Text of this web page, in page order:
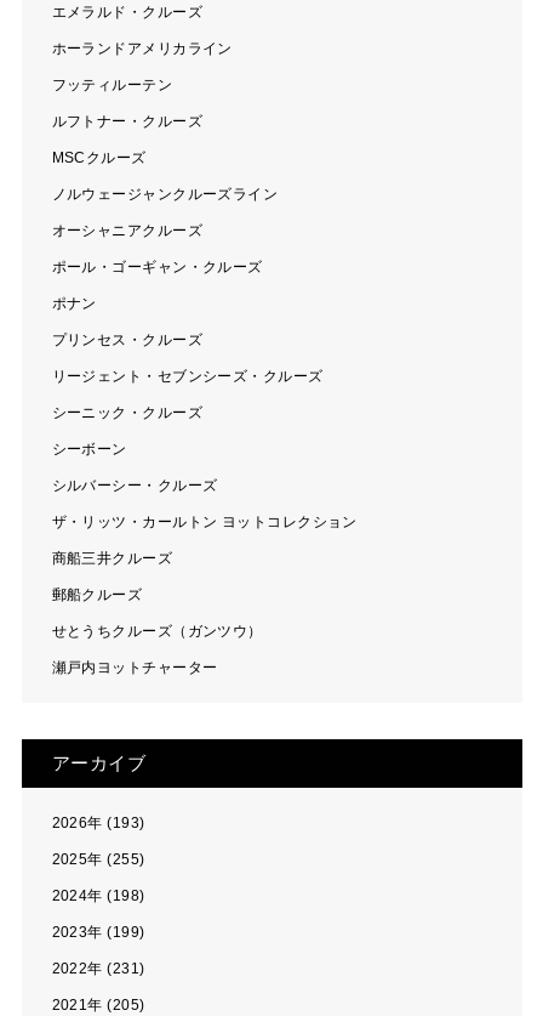
エメラルド・クルーズ
ホーランドアメリカライン
フッティルーテン
ルフトナー・クルーズ
MSCクルーズ
ノルウェージャンクルーズライン
オーシャニアクルーズ
ポール・ゴーギャン・クルーズ
ポナン
プリンセス・クルーズ
リージェント・セブンシーズ・クルーズ
シーニック・クルーズ
シーボーン
シルバーシー・クルーズ
ザ・リッツ・カールトン ヨットコレクション
商船三井クルーズ
郵船クルーズ
せとうちクルーズ（ガンツウ）
瀬戸内ヨットチャーター
アーカイブ
2026年 (193)
2025年 (255)
2024年 (198)
2023年 (199)
2022年 (231)
2021年 (205)